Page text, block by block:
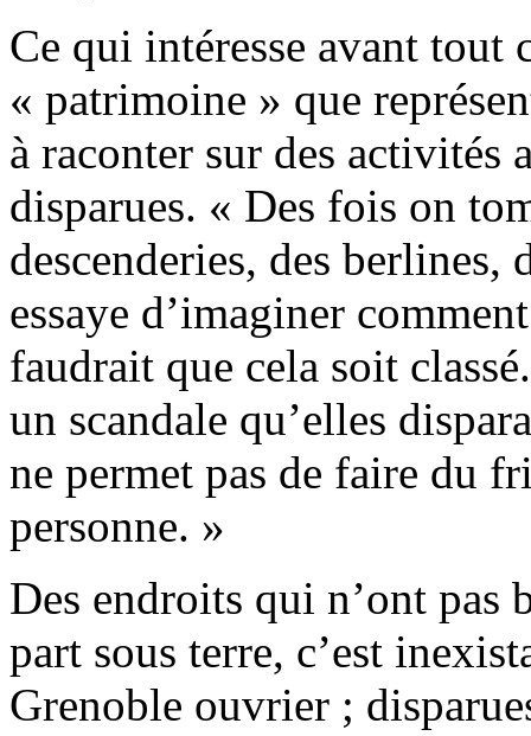
Ce qui intéresse avant tout
« patrimoine » que
à raconter sur des activités
disparues. « Des fois on
descenderies, des
essaye d’imaginer
faudrait que cela soit
un scandale qu’elles
ne permet pas de faire du
personne. »
Des endroits qui n’ont pas
part sous terre, c’est
Grenoble ouvrier ;